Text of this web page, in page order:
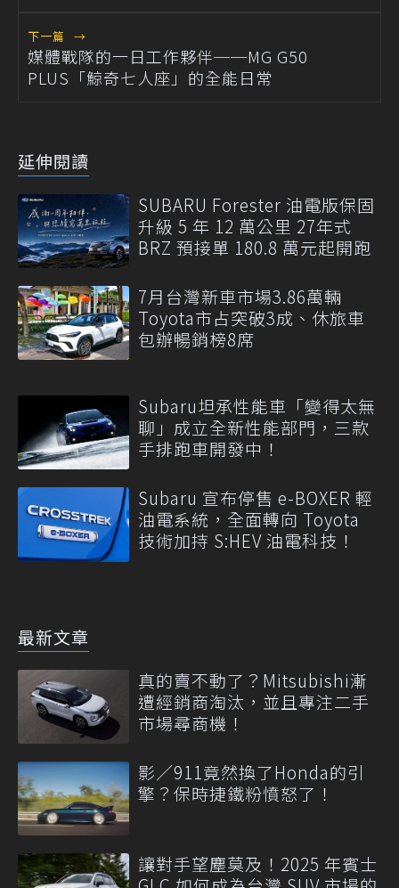
下一篇 →
媒體戰隊的一日工作夥伴──MG G50
PLUS「鯨奇七人座」的全能日常
延伸閱讀
SUBARU Forester 油電版保固
升級 5 年 12 萬公里 27年式
BRZ 預接單 180.8 萬元起開跑
7月台灣新車市場3.86萬輛
Toyota市占突破3成、休旅車
包辦暢銷榜8席
Subaru坦承性能車「變得太無
聊」成立全新性能部門，三款
手排跑車開發中！
Subaru 宣布停售 e-BOXER 輕
油電系統，全面轉向 Toyota
技術加持 S:HEV 油電科技！
最新文章
真的賣不動了？Mitsubishi漸
遭經銷商淘汰，並且專注二手
市場尋商機！
影／911竟然換了Honda的引
擎？保時捷鐵粉憤怒了！
讓對手望塵莫及！2025 年賓士